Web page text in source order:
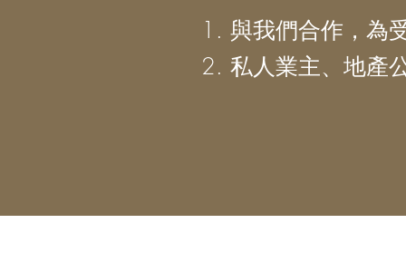
1. 與我們合作，為
2. 私人業主、地產